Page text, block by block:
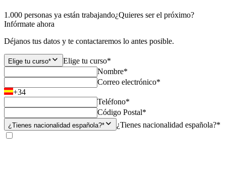
1.000 personas ya están trabajando¿Quieres ser el próximo?
Infórmate ahora
Déjanos tus datos y te contactaremos lo antes posible.
Elige tu curso*
Elige tu curso*
Nombre*
Correo electrónico*
+34
Teléfono*
Código Postal*
¿Tienes nacionalidad española?* ¿Tienes nacionalidad española?*